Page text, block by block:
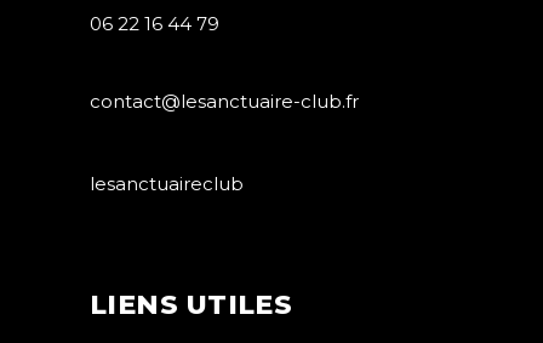
06 22 16 44 79
contact@lesanctuaire-club.fr
lesanctuaireclub
LIENS UTILES